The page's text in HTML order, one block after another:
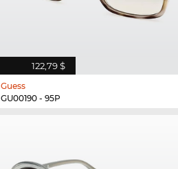
122,79 $
Guess
GU00190 - 95P